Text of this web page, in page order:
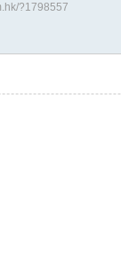
?1798557